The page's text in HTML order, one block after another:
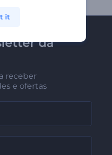
da
receber
e ofertas
it